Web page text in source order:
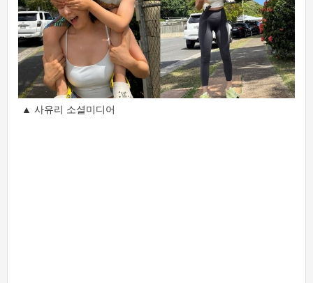
▲ 사유리 소셜미디어